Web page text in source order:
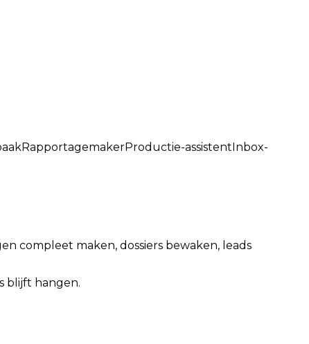
RapportagemakerProductie-assistentInbox-
compleet maken, dossiers bewaken, leads
blijft hangen.